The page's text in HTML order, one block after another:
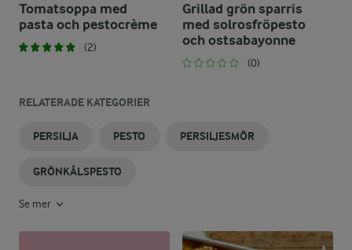
Tomatsoppa med
pasta och pestocrème
(2)
Grillad grön sparris
med solrosfröpesto
och ostsabayonne
(0)
RELATERADE KATEGORIER
PERSILJA PESTO PERSILJESMÖR
GRÖNKÅLSPESTO
Se mer